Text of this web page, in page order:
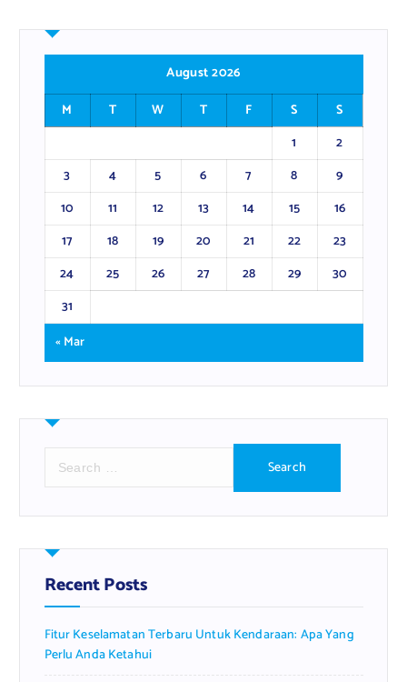
August 2026
M
T W T F S
S
1
2
3
4 5 6 7 8
9
10
11 12 13 14 15
16
17
18 19 20 21 22
23
24
25 26 27 28 29
30
31
« Mar
r
h
f
o
:
Recent Posts
Fitur Keselamatan Terbaru Untuk Kendaraan: Apa Yang
Perlu Anda Ketahui